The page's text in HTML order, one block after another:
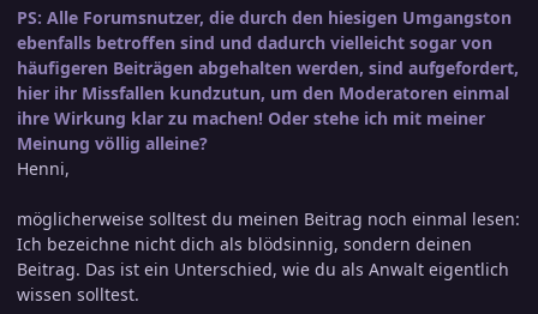
PS: Alle Forumsnutzer, die durch den hiesigen Umgangston
ebenfalls betroffen sind und dadurch vielleicht sogar von
häufigeren Beiträgen abgehalten werden, sind aufgefordert,
hier ihr Missfallen kundzutun, um den Moderatoren einmal
ihre Wirkung klar zu machen! Oder stehe ich mit meiner
Meinung völlig alleine?
Henni,
möglicherweise solltest du meinen Beitrag noch einmal lesen:
Ich bezeichne nicht dich als blödsinnig, sondern deinen
Beitrag. Das ist ein Unterschied, wie du als Anwalt eigentlich
wissen solltest.